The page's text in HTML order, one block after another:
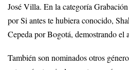
José Villa. En la categoría
por Si antes te hubiera conocido,
Cepeda por Bogotá, demostrando el
También son nominados otros